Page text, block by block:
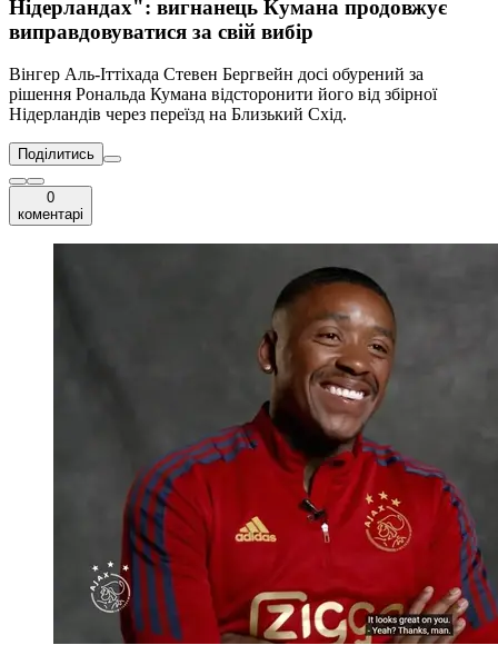
Нідерландах": вигнанець Кумана продовжує
виправдовуватися за свій вибір
Вінгер Аль-Іттіхада Стевен Бергвейн досі обурений за
рішення Рональда Кумана відсторонити його від збірної
Нідерландів через переїзд на Близький Схід.
Поділитись
0
коментарі